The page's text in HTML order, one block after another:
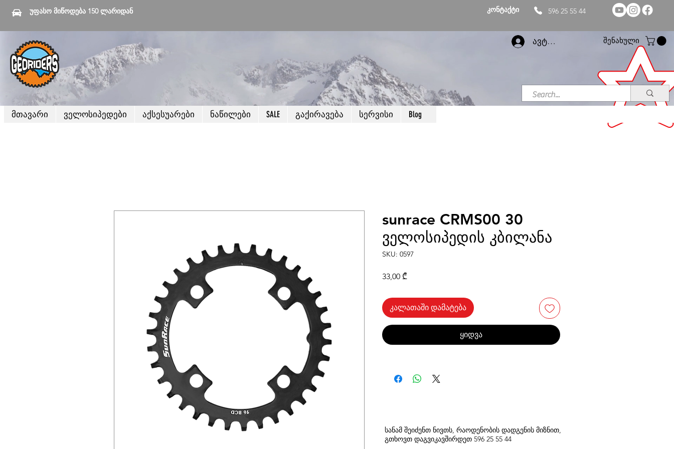
უფასო მიწოდება 150 ლარიდან კონტაქტი 596 25 55 44
ავტორიზაცია შენახული
მთავარი ველოსიპედები აქსესუარები ნაწილები SALE გაქირავება სერვისი Blog
sunrace CRMS00 30
ველოსიპედის კბილანა
SKU: 0597
33,00 ₾
კალათაში დამატება
ყიდვა
სანამ შეიძენთ ნივთს, რაოდენობის დადგენის მიზნით,
გთხოვთ დაგვიკავშირდეთ 596 25 55 44